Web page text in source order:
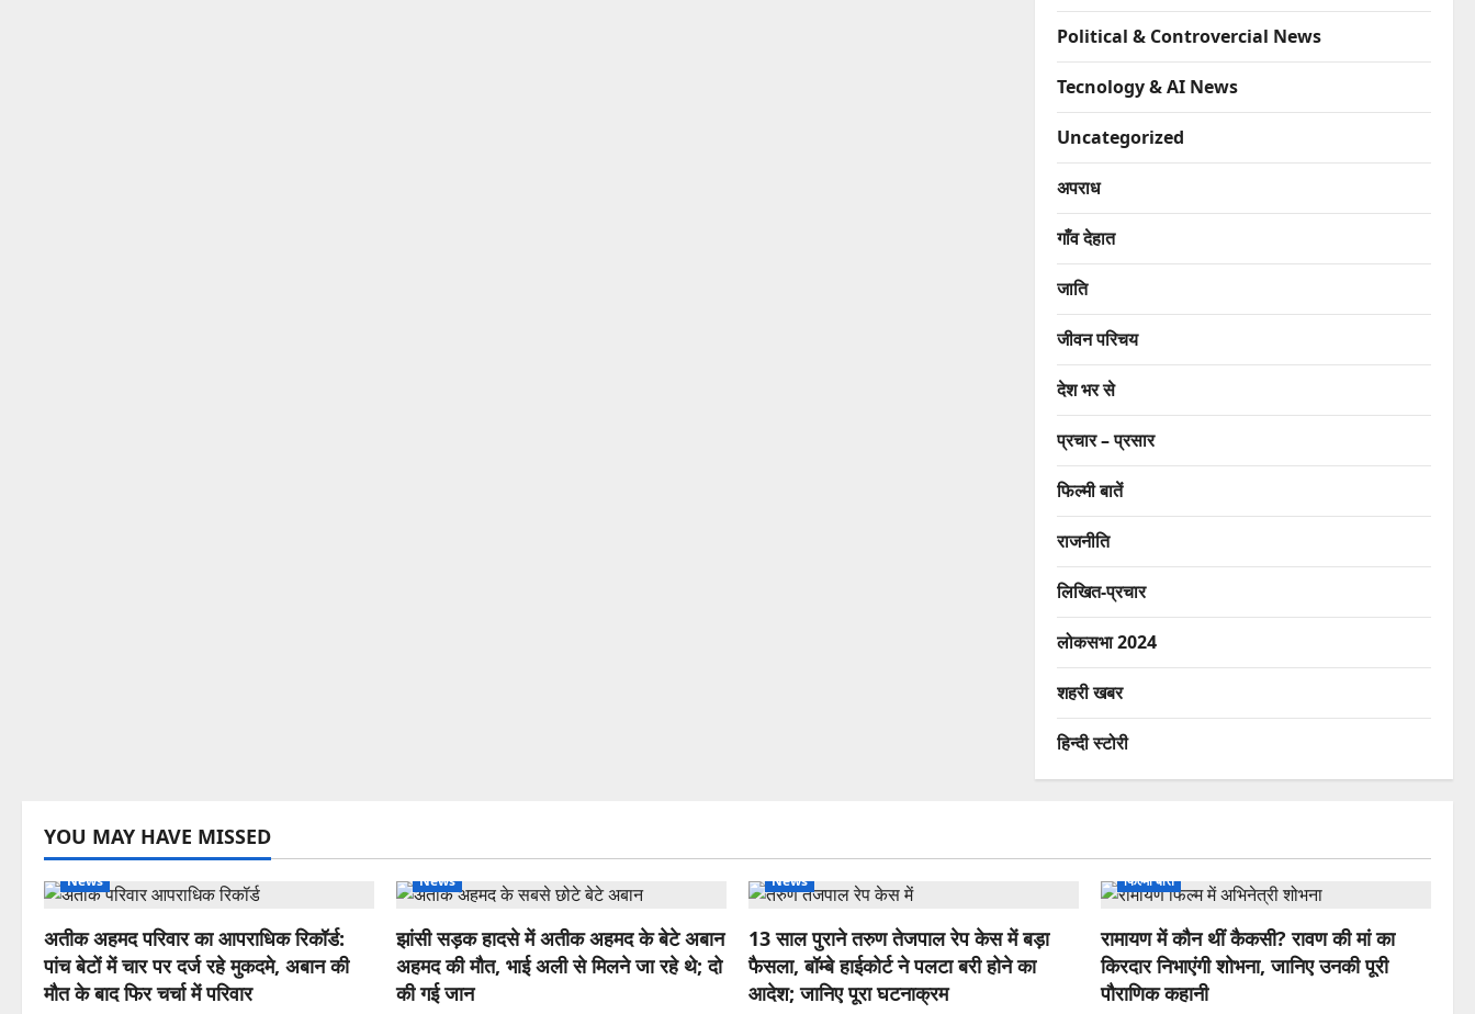
Political & Controvercial News
Tecnology & AI News
Uncategorized
अपराध
गाँव देहात
जाति
जीवन परिचय
देश भर से
प्रचार – प्रसार
फिल्मी बातें
राजनीति
लिखित-प्रचार
लोकसभा 2024
शहरी खबर
हिन्दी स्टोरी
YOU MAY HAVE MISSED
News
अतीक अहमद परिवार का आपराधिक रिकॉर्ड:
पांच बेटों में चार पर दर्ज रहे मुकदमे, अबान की
मौत के बाद फिर चर्चा में परिवार
News
झांसी सड़क हादसे में अतीक अहमद के बेटे अबान
अहमद की मौत, भाई अली से मिलने जा रहे थे; दो
की गई जान
News
13 साल पुराने तरुण तेजपाल रेप केस में बड़ा
फैसला, बॉम्बे हाईकोर्ट ने पलटा बरी होने का
आदेश; जानिए पूरा घटनाक्रम
फिल्मी बातें
रामायण में कौन थीं कैकसी? रावण की मां का
किरदार निभाएंगी शोभना, जानिए उनकी पूरी
पौराणिक कहानी